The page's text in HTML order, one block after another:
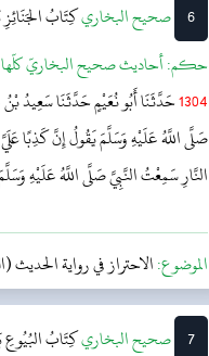
6 ‌‌صحيح البخاريكِتَابُ الجَنَائِزِ
حکم:أحاديث صحيح البخاريّ
1304حَدَّثَنَا أَبُو نُعَيْمٍ حَدَّثَنَا سَعِيدُ
صَلَّى اللَّهُ عَلَيْهِ وَسَلَّمَ يَقُولُ إِنَّ كَذِبًا
النَّارِ سَمِعْتُ النَّبِيَّ صَلَّى اللَّهُ عَلَيْهِ
الموضوع:الاحتراز في رواية الحديث
7 ‌‌صحيح البخاريكِتَابُ البُيُوعِ